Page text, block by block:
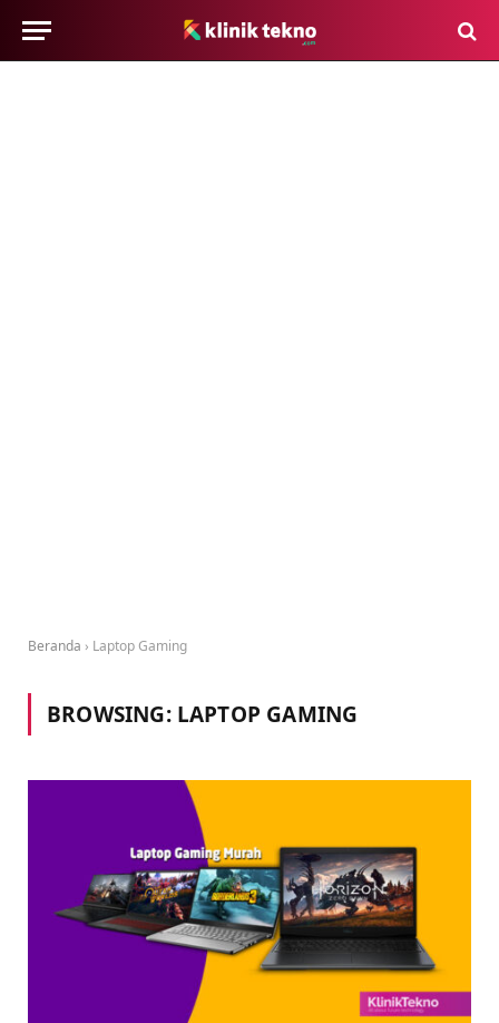
Beranda › Laptop Gaming
BROWSING: LAPTOP GAMING